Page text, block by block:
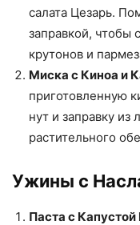
салата Цезарь.
заправкой, чтобы
крутонов и
Миска с Киноа и
приготовленную
нут и заправку из
растительного
Ужины с
Паста с